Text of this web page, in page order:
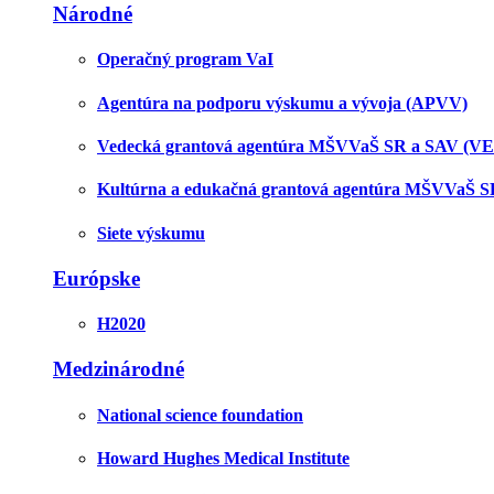
Národné
Operačný program VaI
Agentúra na podporu výskumu a vývoja (APVV)
Vedecká grantová agentúra MŠVVaŠ SR a SAV
Kultúrna a edukačná grantová agentúra MŠVVaŠ
Siete výskumu
Európske
H2020
Medzinárodné
National science foundation
Howard Hughes Medical Institute